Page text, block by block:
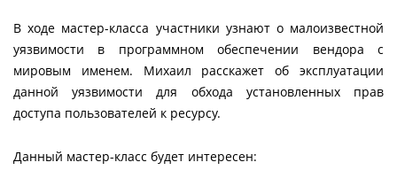
В ходе мастер-класса участники узнают о малоизвестной
уязвимости в программном обеспечении вендора с
мировым именем. Михаил расскажет об эксплуатации
данной уязвимости для обхода установленных прав
доступа пользователей к ресурсу.
Данный мастер-класс будет интересен: